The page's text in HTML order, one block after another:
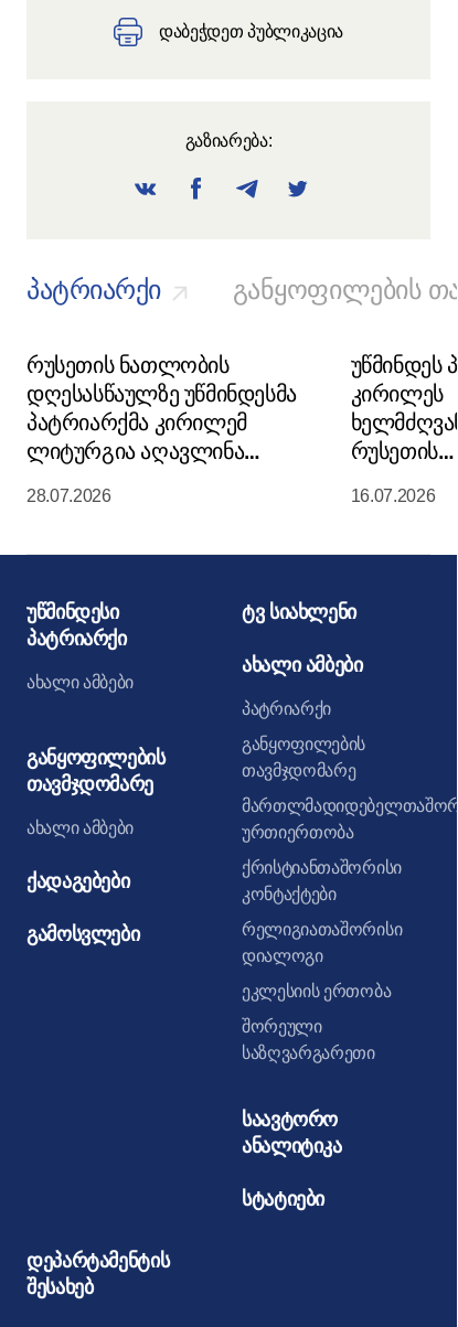
დაბეჭდეთ პუბლიკაცია
გაზიარება:
პატრიარქი განყოფილების
რუსეთის ნათლობის
დღესასწაულზე უწმინდესმა
პატრიარქმა კირილემ
ლიტურგია აღავლინა
მიძინების საკათედრო
28.07.2026
უწმინდეს
კირილეს
რუსეთის
ეკლესიის
16.07.2026
უწმინდესი
პატრიარქი
ახალი ამბები
განყოფილების
თავმჯდომარე
ახალი ამბები
ქადაგებები
გამოსვლები
ტვ სიახლენი
ახალი ამბები
პატრიარქი
განყოფილების
თავმჯდომარე
ურთიერთობა
ქრისტიანთაშორისი
კონტაქტები
რელიგიათაშორისი
დიალოგი
ეკლესიის ერთობა
შორეული
საზღვარგარეთი
საავტორო
ანალიტიკა
სტატიები
დეპარტამენტის
შესახებ